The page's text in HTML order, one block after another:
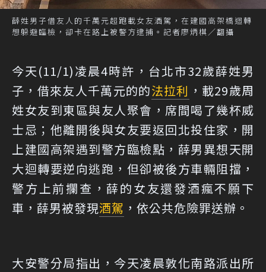
薛姓男子借友人的千萬元超跑載女友酒駕，在建國高架橋迴轉
想躲避臨檢，卻卡在路上被警方逮捕。記者廖炳棋／翻攝
今天(11/1)凌晨4時許，台北市32歲薛姓男
子，借來友人千萬元的的法拉利 ，載29歲周
姓女友到東區與友人聚會，席間喝了幾杯威
士忌；他離開後與女友要返回北投住家，開
上建國高架遇到警方臨檢點，薛男異想天開
大迴轉要逆向逃跑，但卻被後方車輛阻擋，
警方上前攔查，薛的女友還發酒瘋不願下
車，薛男被發現酒駕 ，依公共危險罪送辦。
大安警分局指出，今天凌晨敦化南路派出所